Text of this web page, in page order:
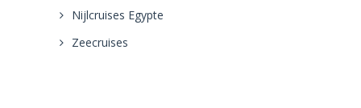
Nijlcruises Egypte
Zeecruises